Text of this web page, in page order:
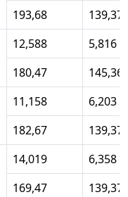
193,68
139,37
12,588
5,816
180,47
145,36
11,158
6,203
182,67
139,37
14,019
6,358
169,47
139,37